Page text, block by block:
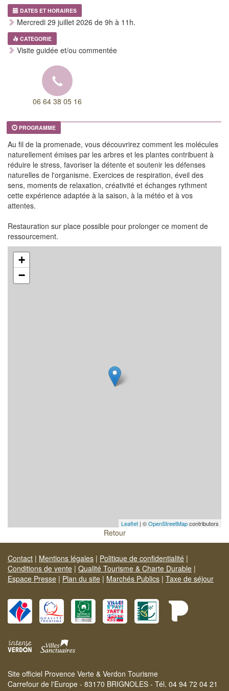
DATES ET HORAIRES
Mercredi 29 juillet 2026 de 9h à 11h.
CATEGORIE
Visite guidée et/ou commentée
06 64 38 05 16
PROGRAMME
Au fil de la promenade, vous découvrirez comment les molécules
naturellement émises par les arbres et les plantes contribuent à
réduire le stress, favoriser la détente et soutenir les défenses
naturelles de l'organisme. Exercices de respiration, éveil des
sens, moments de relaxation, créativité et échanges rythment
cette expérience adaptée à la saison, à la météo et à vos
attentes.
Restauration sur place possible pour prolonger ce moment de
ressourcement.
+
−
Leaflet | ©OpenStreetMapcontributors
Retour
Contact | Mentions légales | Politique de confidentialité |
Conditions de vente | Qualité Tourisme & Charte Durable |
Espace Presse | Plan du site | Marchés Publics | Taxe de séjour
Site officiel Provence Verte & Verdon Tourisme
Carrefour de l'Europe - 83170 BRIGNOLES - Tél. 04 94 72 04 21